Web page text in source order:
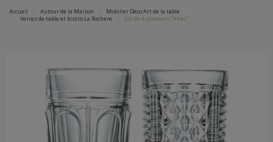
Accueil Autour de la Maison
Mobilier Déco Art de la table
Verres de table et bistro La Rochere
Lot de 4 shooters "After"